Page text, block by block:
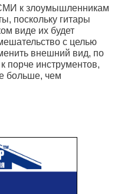
к злоумышленникам
поскольку гитары
виде их будет
с целью
внешний вид, по
порче инструментов,
больше, чем